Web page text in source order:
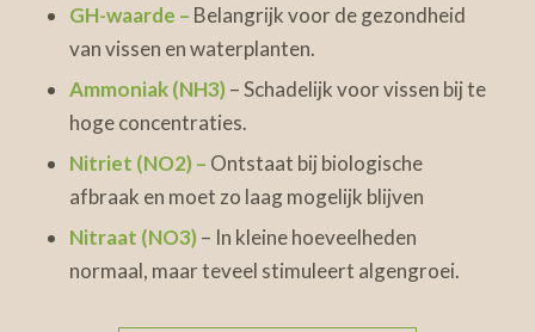
GH-waarde – Belangrijk voor de gezondheid
van vissen en waterplanten.
Ammoniak (NH3) – Schadelijk voor vissen bij te
hoge concentraties.
Nitriet (NO2) – Ontstaat bij biologische
afbraak en moet zo laag mogelijk blijven
Nitraat (NO3) – In kleine hoeveelheden
normaal, maar teveel stimuleert algengroei.